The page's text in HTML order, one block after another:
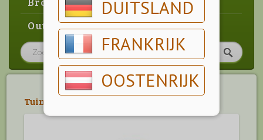
DUITSLAND
FRANKRIJK
OOSTENRIJK
Outlet
Tuin